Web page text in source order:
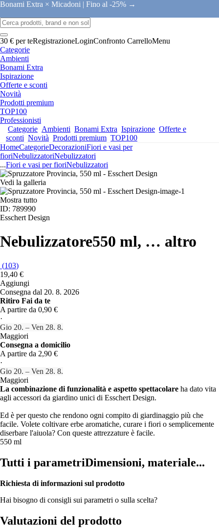
Bonami Extra × Micadoni | Fino al -25% →
30 € per teRegistrazioneLoginConfronto CarrelloMenu
Categorie
Ambienti
Bonami Extra
Ispirazione
Offerte e sconti
Novità
Prodotti premium
TOP100
Professionisti
Categorie Ambienti Bonami Extra Ispirazione Offerte e
sconti Novità Prodotti premium TOP100
HomeCategorieDecorazioniFiori e vasi per
fioriNebulizzatoriNebulizzatori
...Fiori e vasi per fioriNebulizzatori
Vedi la galleria
Mostra tutto
ID: 789990
Esschert Design
Nebulizzatore550 ml, … altro
(103)
19,40 €
Aggiungi
Consegna dal 20. 8. 2026
Ritiro Fai da te
A partire da 0,90 €
·
Gio 20. – Ven 28. 8.
Maggiori
Consegna a domicilio
A partire da 2,90 €
·
Gio 20. – Ven 28. 8.
Maggiori
La combinazione di funzionalità e aspetto spettacolare ha dato vita
agli accessori da giardino unici di Esschert Design.
Ed è per questo che rendono ogni compito di giardinaggio più che
facile. Volete coltivare erbe aromatiche, curare i fiori o semplicemente
diserbare l'aiuola? Con queste attrezzature è facile.
550 ml
Tutti i parametriDimensioni, materiale...
Richiesta di informazioni sul prodotto
Hai bisogno di consigli sui parametri o sulla scelta?
Valutazioni del prodotto